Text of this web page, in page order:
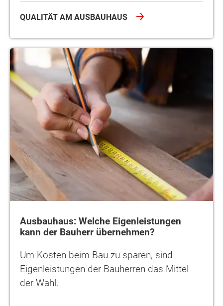
QUALITÄT AM AUSBAUHAUS
Ausbauhaus: Welche Eigenleistungen kann der Bauherr
Ausbauhaus: Welche Eigenleistungen
kann der Bauherr übernehmen?
Um Kosten beim Bau zu sparen, sind
Eigenleistungen der Bauherren das Mittel
der Wahl.